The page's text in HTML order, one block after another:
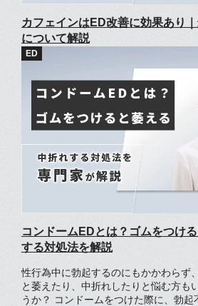
カフェインはED改善に効果あり
について解説
コンドームEDとは？ゴムをつけ
する対処法を解説
性行為中に勃起するのにもかかわらず
と萎えたり、中折れしたりと悩む方も
うか？ コンドームをつけた際に、勃起不全になる症状を「コ